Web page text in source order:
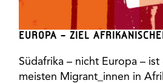
EUROPA – ZIEL
Südafrika – nicht Europa – ist
meisten Migrant_innen in